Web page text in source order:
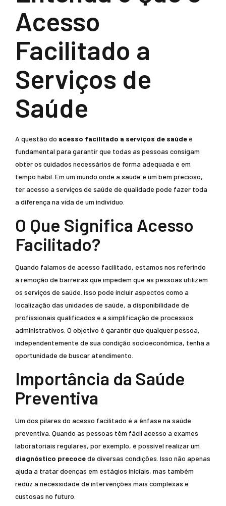
Acesso
Facilitado a
Serviços de
Saúde
A questão do acesso facilitado a serviços de saúde é
fundamental para garantir que todas as pessoas consigam
obter os cuidados necessários de forma adequada e em
tempo hábil. Em um mundo onde a saúde é um bem precioso,
ter acesso a serviços de saúde de qualidade pode fazer toda
a diferença na vida de um indivíduo.
O Que Significa Acesso
Facilitado?
Quando falamos de acesso facilitado, estamos nos referindo
à remoção de barreiras que impedem que as pessoas utilizem
os serviços de saúde. Isso pode incluir aspectos como a
localização das unidades de saúde, a disponibilidade de
profissionais qualificados e a simplificação de processos
administrativos. O objetivo é garantir que qualquer pessoa,
independentemente de sua condição socioeconômica, tenha a
oportunidade de buscar atendimento.
Importância da Saúde
Preventiva
Um dos pilares do acesso facilitado é a ênfase na saúde
preventiva. Quando as pessoas têm fácil acesso a exames
laboratoriais regulares, por exemplo, é possível realizar um
diagnóstico precocede diversas condições. Isso não apenas
ajuda a tratar doenças em estágios iniciais, mas também
reduz a necessidade de intervenções mais complexas e
custosas no futuro.